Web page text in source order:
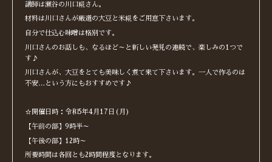
講師は瀬谷の川口糀さん。
材料は川口さんが厳選の大豆と米糀をご用意下さいます。
自分で仕込む味噌は格別です。
川口さんのお話しも、なるほど～と新しい発見の連続で、楽しみの1つで
す♪
川口さんが、大豆をとても美味しく煮て来て下さいます。一人で作るのは
不安…という方にもおすすめです♪
☆開催日時：令和5年4月17日(月)
【午前の部】9時半～
【午後の部】12時～
所要時間は各回とも2時間程度となります。